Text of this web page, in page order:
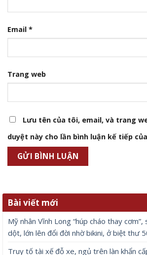
Trang web
duyệt này cho lần bình luận kế tiếp của